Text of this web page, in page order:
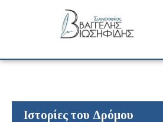
Ιστορίες του Δρόμου